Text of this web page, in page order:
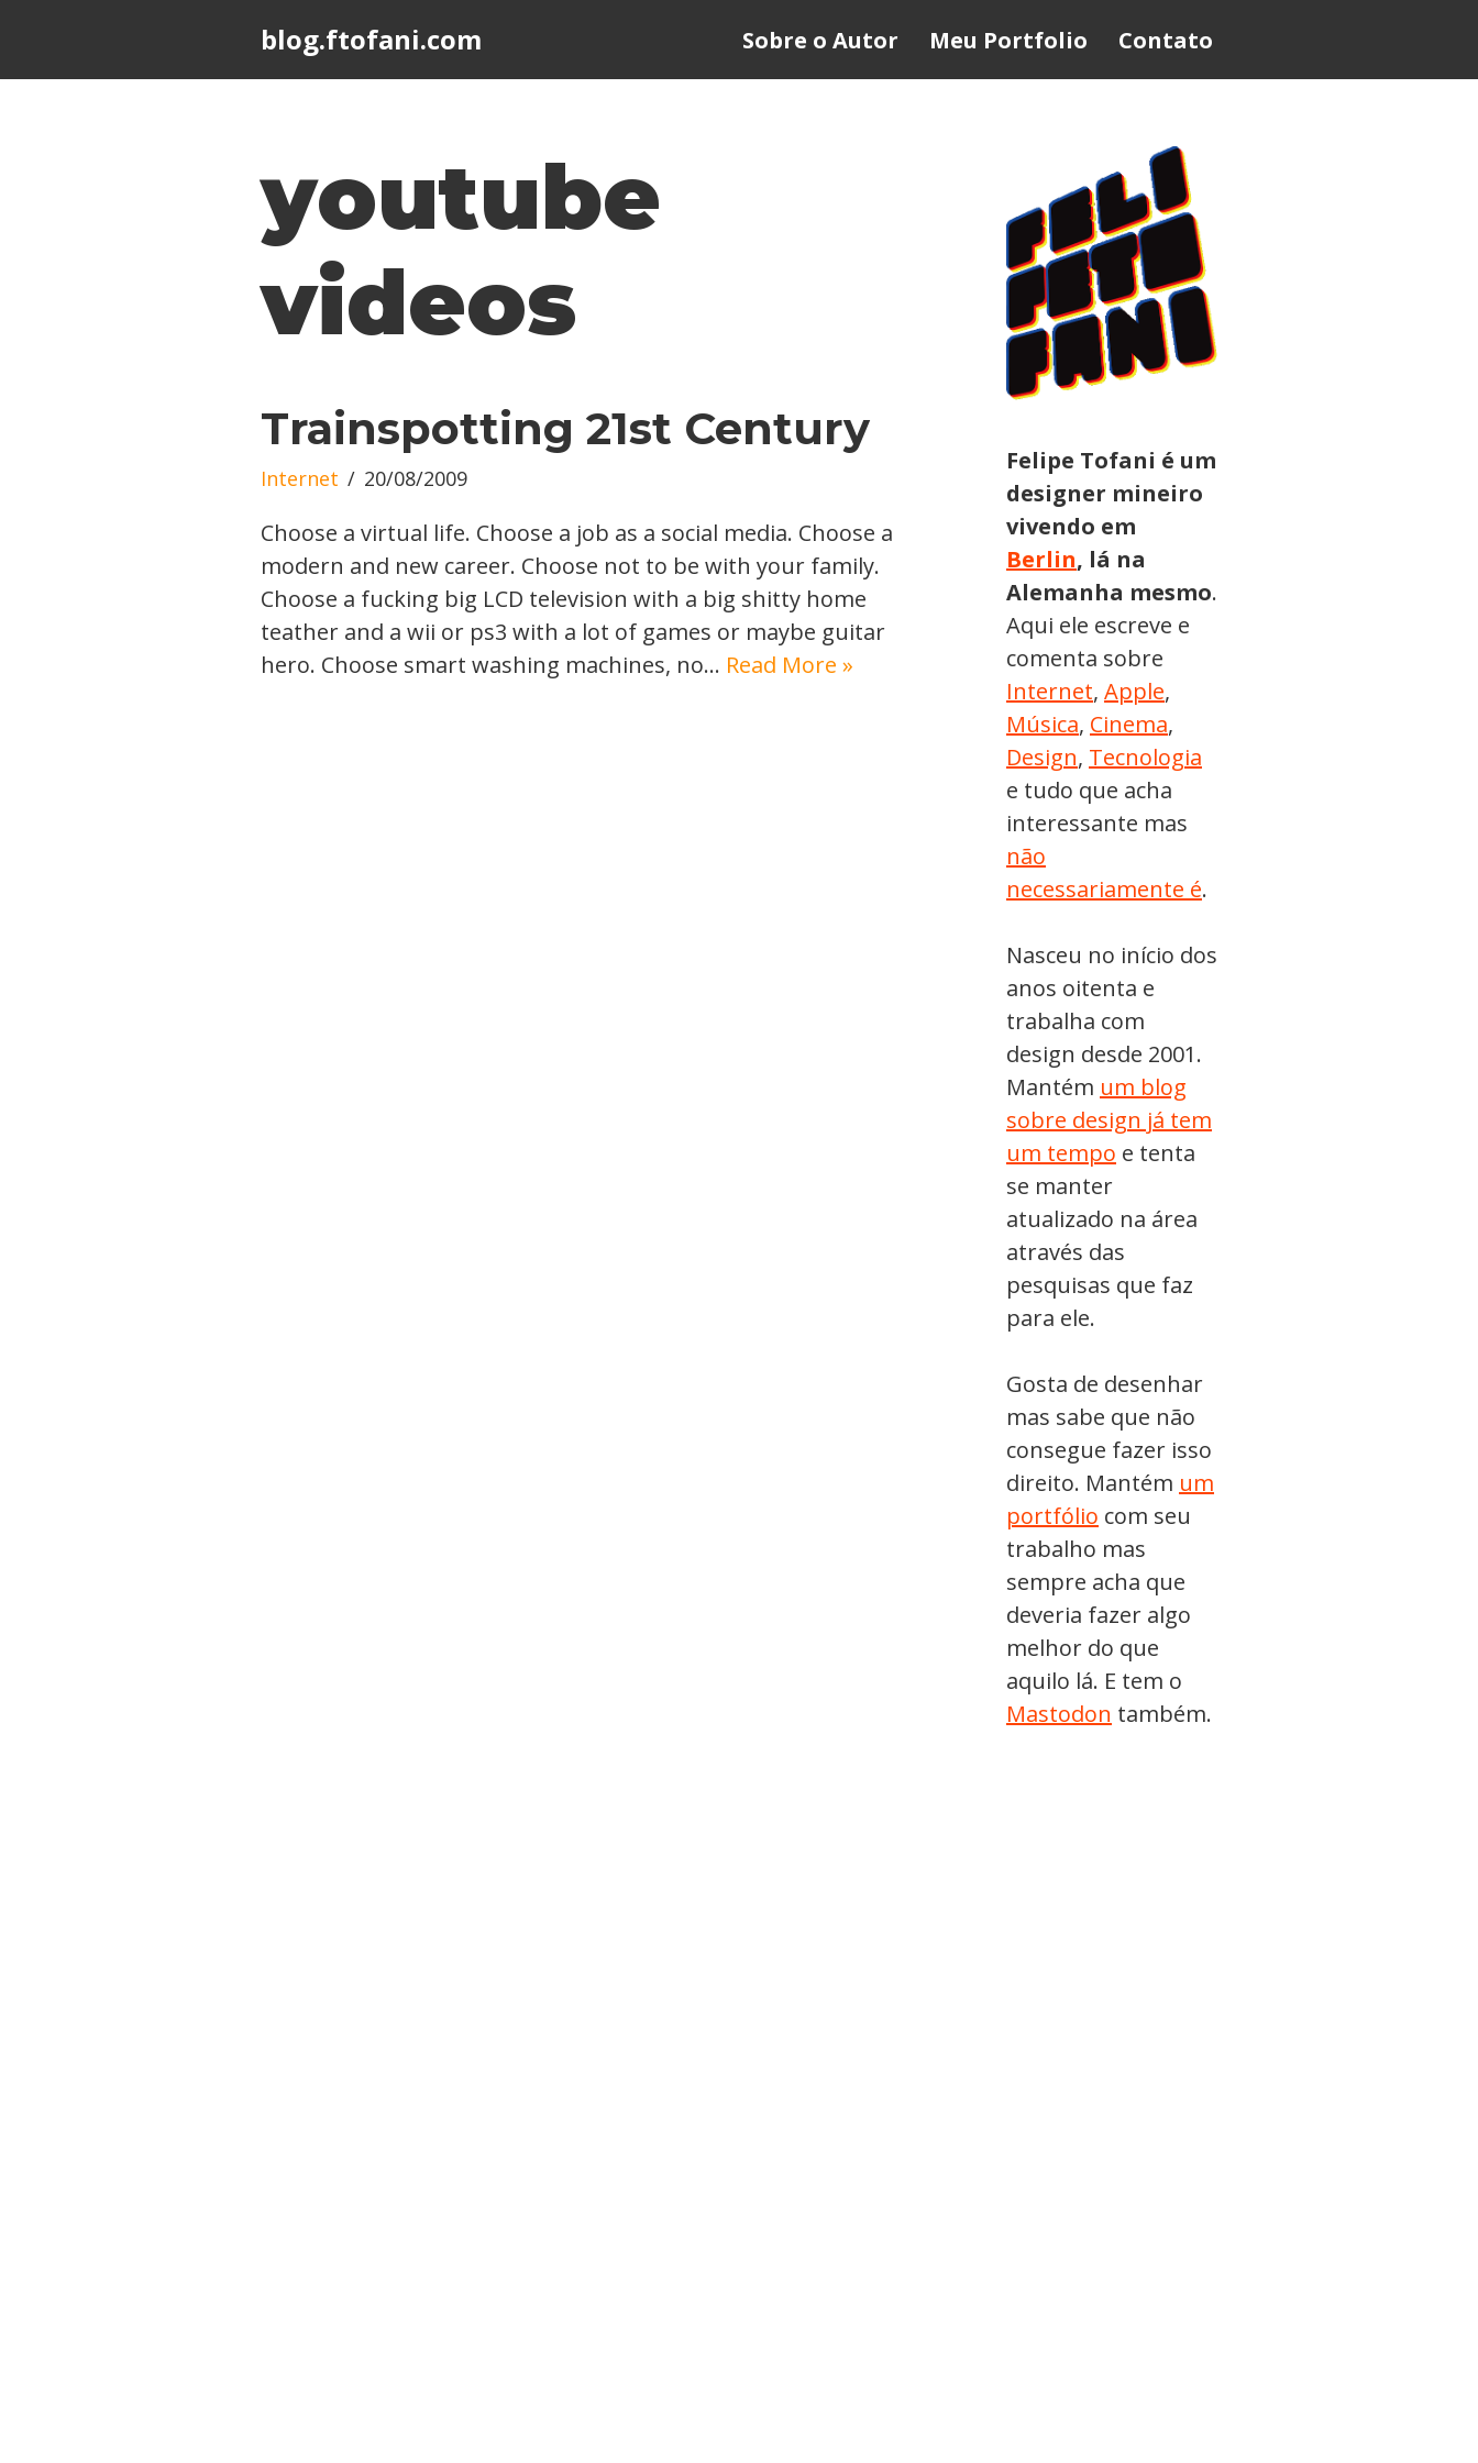
blog.ftofani.com Sobre o Autor Meu Portfolio Contato
youtube
videos
Trainspotting 21st Century
Internet 20/08/2009
Choose a virtual life. Choose a job as a social media. Choose a
modern and new career. Choose not to be with your family.
Choose a fucking big LCD television with a big shitty home
teather and a wii or ps3 with a lot of games or maybe guitar
hero. Choose smart washing machines, no… Read More »
Felipe Tofani é um
designer mineiro
vivendo em
Berlin, lá na
Alemanha mesmo.
Aqui ele escreve e
comenta sobre
Internet, Apple,
Música, Cinema,
Design, Tecnologia
e tudo que acha
interessante mas
não
necessariamente é.
Nasceu no início dos
anos oitenta e
trabalha com
design desde 2001.
Mantém um blog
sobre design já tem
um tempo e tenta
se manter
atualizado na área
através das
pesquisas que faz
para ele.
Gosta de desenhar
mas sabe que não
consegue fazer isso
direito. Mantém um
portfólio com seu
trabalho mas
sempre acha que
deveria fazer algo
melhor do que
aquilo lá. E tem o
Mastodon também.